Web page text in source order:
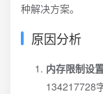
种解决方案。
原因分析
内存限制设
134217728